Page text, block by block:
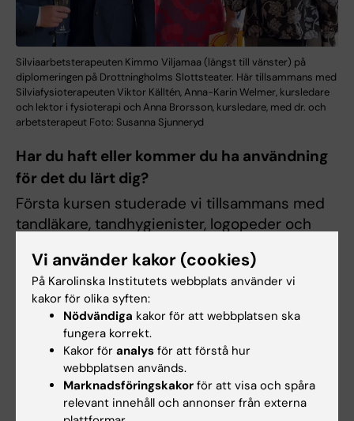
Silviaarbetsterapeuten Kimmo Viljamaa (längst till vänster) på
diplomeringen på Drottningholms Slottsteater. Här tillsammans med
Silviafysioterapeuten Viktor Källtén, Anna-Karin Welmer, kursledare
och lektor i fysioterapi och Anna Brorsson, kursledare, med dr. och
arbetsterapeut Foto: Susanna Sjunneryd
Har du haft eller kommer du ha användning
för det du lärt dig?
Första kursen studerade vi tillsammans med
tandläkare, tandhygienister, logopeder och
perspektiv och förstå att vi måste få bättre
samarbete med dessa yrkeskategorier. Jag
gillade även de olika diskussionsuppgifterna
vi hade under hela utbildningen.
Mitt examensarbete beskrev
undersköterskors resonemang kring sexualitet
hos personer med kognitiv sjukdom i särskilt
Vi använder kakor (cookies)
På Karolinska Institutets webbplats använder vi
kakor för olika syften:
Nödvändiga kakor för att webbplatsen ska
fungera korrekt.
Kakor för analys för att förstå hur
webbplatsen används.
Marknadsföringskakor för att visa och spåra
relevant innehåll och annonser från externa